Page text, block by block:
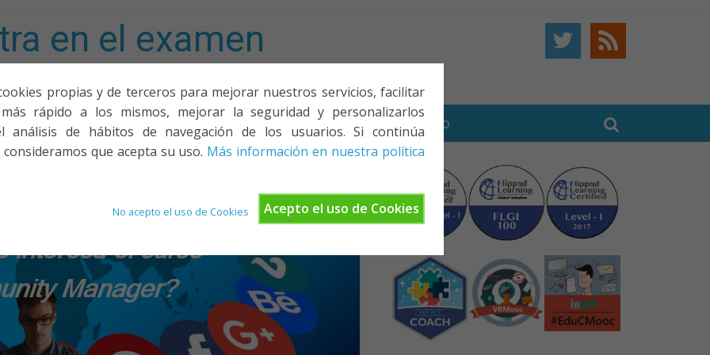
propias y de terceros para mejorar nuestros servicios, facilitar
rápido a los mismos, mejorar la seguridad y personalizarlos
análisis de hábitos de navegación de los usuarios. Si continúa
que acepta su uso. Más información en nuestra política
Acepto el uso de Cookies
No acepto el uso de Cookies
en el examen
PONENCIAS Y CURSOS ¿QUIÉNES SOMOS? YOUTUBE CONTACTO